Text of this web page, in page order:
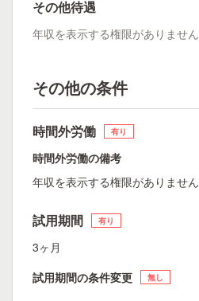
その他待遇
年収を表示する権限がありません
その他の条件
時間外労働 有り
時間外労働の備考
年収を表示する権限がありません
試用期間 有り
3ヶ月
試用期間の条件変更
無し